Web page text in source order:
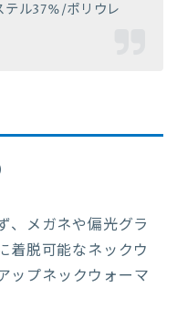
ル37%/ポリウレ
、メガネや偏光グラ
着脱可能なネックウ
ップネックウォーマ